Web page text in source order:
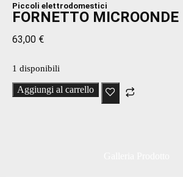
Piccoli elettrodomestici
FORNETTO MICROONDE
63,00 €
1 disponibili
Aggiungi al carrello